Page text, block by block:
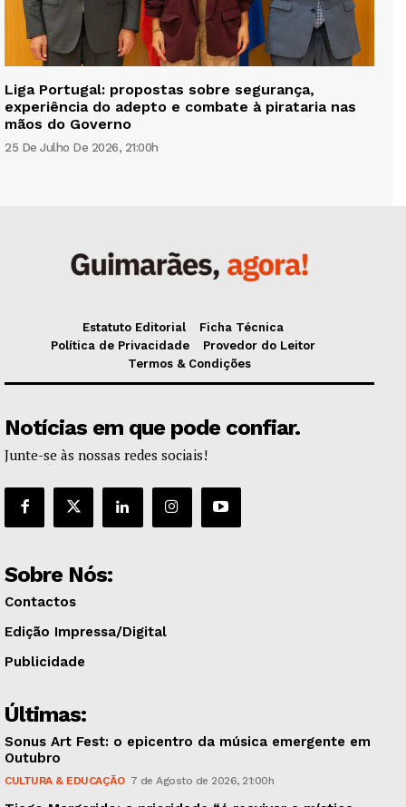
Liga Portugal: propostas sobre segurança,
experiência do adepto e combate à pirataria nas
mãos do Governo
25 De Julho De 2026, 21:00h
Estatuto Editorial
Ficha Técnica
Política de Privacidade
Provedor do Leitor
Termos & Condições
Notícias em que pode confiar.
Junte-se às nossas redes sociais!
Sobre Nós:
Contactos
Edição Impressa/Digital
Publicidade
Últimas:
Sonus Art Fest: o epicentro da música emergente em
Outubro
CULTURA & EDUCAÇÃO 7 de Agosto de 2026, 21:00h